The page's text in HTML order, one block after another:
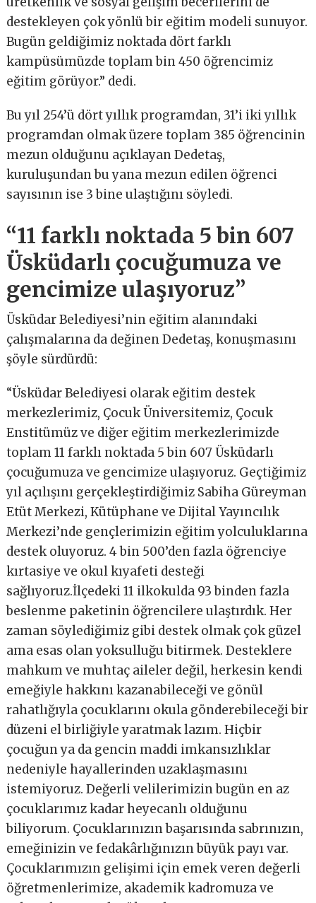
destekleyen çok yönlü bir eğitim modeli sunuyor.
Bugün geldiğimiz noktada dört farklı
kampüsümüzde toplam bin 450 öğrencimiz
eğitim görüyor.” dedi.
Bu yıl 254’ü dört yıllık programdan, 31’i iki yıllık
programdan olmak üzere toplam 385 öğrencinin
mezun olduğunu açıklayan Dedetaş,
kuruluşundan bu yana mezun edilen öğrenci
sayısının ise 3 bine ulaştığını söyledi.
“11 farklı noktada 5 bin 607
Üsküdarlı çocuğumuza ve
gencimize ulaşıyoruz”
Üsküdar Belediyesi’nin eğitim alanındaki
çalışmalarına da değinen Dedetaş, konuşmasını
şöyle sürdürdü:
“Üsküdar Belediyesi olarak eğitim destek
merkezlerimiz, Çocuk Üniversitemiz, Çocuk
Enstitümüz ve diğer eğitim merkezlerimizde
toplam 11 farklı noktada 5 bin 607 Üsküdarlı
çocuğumuza ve gencimize ulaşıyoruz. Geçtiğimiz
yıl açılışını gerçekleştirdiğimiz Sabiha Güreyman
Etüt Merkezi, Kütüphane ve Dijital Yayıncılık
Merkezi’nde gençlerimizin eğitim yolculuklarına
destek oluyoruz. 4 bin 500’den fazla öğrenciye
kırtasiye ve okul kıyafeti desteği
sağlıyoruz.İlçedeki 11 ilkokulda 93 binden fazla
beslenme paketinin öğrencilere ulaştırdık. Her
zaman söylediğimiz gibi destek olmak çok güzel
ama esas olan yoksulluğu bitirmek. Desteklere
mahkum ve muhtaç aileler değil, herkesin kendi
emeğiyle hakkını kazanabileceği ve gönül
rahatlığıyla çocuklarını okula gönderebileceği bir
düzeni el birliğiyle yaratmak lazım. Hiçbir
çocuğun ya da gencin maddi imkansızlıklar
nedeniyle hayallerinden uzaklaşmasını
istemiyoruz. Değerli velilerimizin bugün en az
çocuklarımız kadar heyecanlı olduğunu
biliyorum. Çocuklarınızın başarısında sabrınızın,
emeğinizin ve fedakârlığınızın büyük payı var.
Çocuklarımızın gelişimi için emek veren değerli
öğretmenlerimize, akademik kadromuza ve